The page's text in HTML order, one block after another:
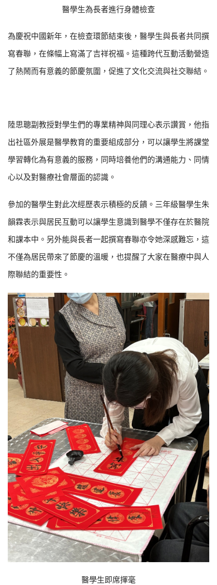
醫學生為長者進行身體檢查
為慶祝中國新年，在檢查環節結束後，醫學生與長者共同撰
寫春聯，在條幅上寫滿了吉祥祝福。這種跨代互動活動營造
了熱鬧而有意義的節慶氛圍，促進了文化交流與社交聯結。
陸思聰副教授對學生們的專業精神與同理心表示讚賞，他指
出社區外展是醫學教育的重要組成部分，可以讓學生將課堂
學習轉化為有意義的服務，同時培養他們的溝通能力、同情
心以及對醫療社會層面的認識。
參加的醫學生對此次經歷表示積極的反饋。三年級醫學生朱
韻霖表示與居民互動可以讓學生意識到醫學不僅存在於醫院
和課本中。另外能與長者一起撰寫春聯亦令她深感難忘，這
不僅為居民帶來了節慶的溫暖，也提醒了大家在醫療中與人
際聯結的重要性。
醫學生即席揮毫